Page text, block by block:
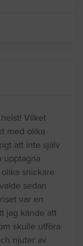
Vilket
med olika
att inte själv
upptagna
snickare
sedan
var en
jag kände att
skulle utföra
njuter av